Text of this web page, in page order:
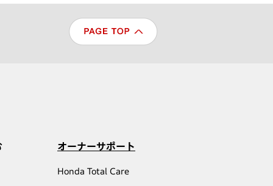
オーナーサポート
Honda Total Care